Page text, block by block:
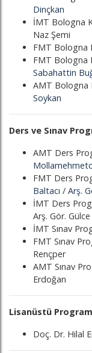
Dinçkan
İMT Bologna
Naz Şemi
FMT Bologna
FMT Bologna
Sabahattin
AMT Bologna
Soykan
Ders ve Sınav
AMT Ders
FMT Ders
Baltacı / Arş.
İMT Ders
Arş. Gör.
İMT Sınav
FMT Sınav
Rençper
AMT Sınav
Erdoğan
Lisanüstü
Doç. Dr. Hilal